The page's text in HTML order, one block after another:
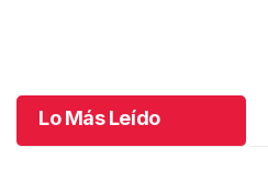
Lo Más Leído